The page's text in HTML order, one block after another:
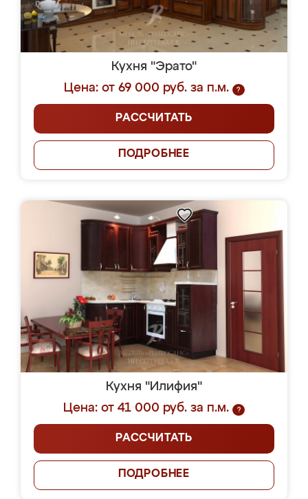
Кухня "Эрато"
Цена: от 69 000 руб. за п.м.
?
РАССЧИТАТЬ
ПОДРОБНЕЕ
Кухня "Илифия"
Цена: от 41 000 руб. за п.м.
?
РАССЧИТАТЬ
ПОДРОБНЕЕ